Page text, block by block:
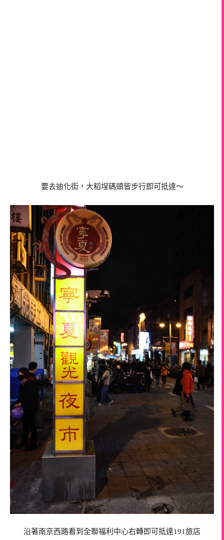
要去迪化街，大稻埕碼頭皆步行即可抵達～
沿著南京西路看到全聯福利中心右轉即可抵達191旅店